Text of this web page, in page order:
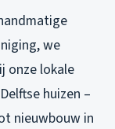
we
onze lokale
huizen –
nieuwbouw in